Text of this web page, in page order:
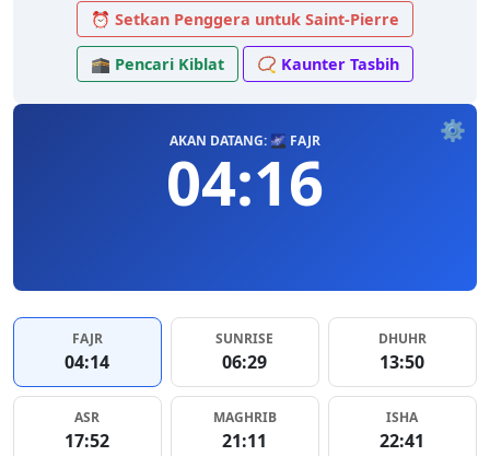
⏰ Setkan Penggera untuk Saint-Pierre
🕋 Pencari Kiblat 📿 Kaunter Tasbih
⚙️
AKAN DATANG: 🌌 FAJR
04:16
FAJR
04:14
SUNRISE
06:29
DHUHR
13:50
ASR
17:52
MAGHRIB
21:11
ISHA
22:41